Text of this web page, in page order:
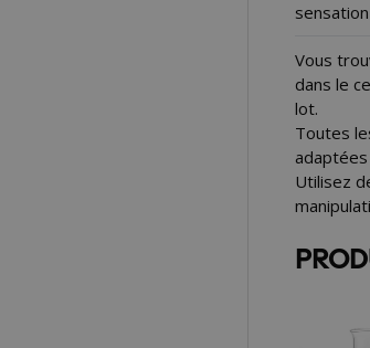
Vous
dans le
lot.
Toutes
Utilisez